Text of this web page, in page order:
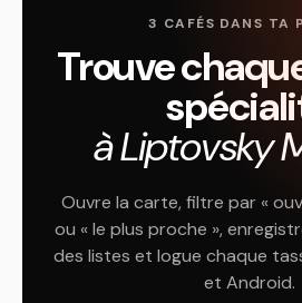
3 CAFÉS DANS TA
Trouve
à Liptovsky
Ouvre la carte, filtre par «
ou « le plus proche »,
des listes et logue chaque
et Android.